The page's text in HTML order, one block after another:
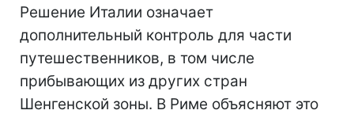
Решение Италии означает
дополнительный контроль для части
путешественников, в том числе
прибывающих из других стран
Шенгенской зоны. В Риме объясняют это